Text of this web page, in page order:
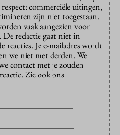
commerciële uitingen,
zijn niet toegestaan.
vaak aangezien voor
redactie gaat niet in
reacties. Je e-mailadres wordt
we niet met derden. We
contact met je zouden
Zie ook ons